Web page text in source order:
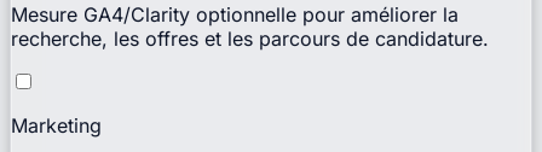
Mesure GA4/Clarity optionnelle pour améliorer la
recherche, les offres et les parcours de candidature.
Marketing